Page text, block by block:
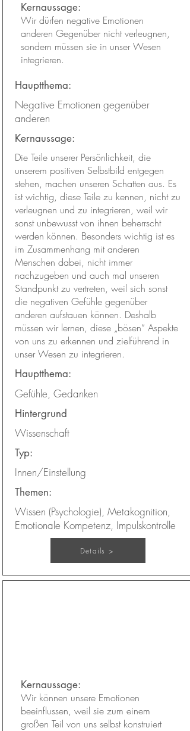
Kernaussage:
Wir dürfen negative Emotionen
anderen Gegenüber nicht verleugnen,
sondern müssen sie in unser Wesen
integrieren.
Hauptthema:
Negative Emotionen gegenüber
anderen
Kernaussage:
Die Teile unserer Persönlichkeit, die
unserem positiven Selbstbild entgegen
stehen, machen unseren Schatten aus. Es
ist wichtig, diese Teile zu kennen, nicht zu
verleugnen und zu integrieren, weil wir
sonst unbewusst von ihnen beherrscht
werden können. Besonders wichtig ist es
im Zusammenhang mit anderen
Menschen dabei, nicht immer
nachzugeben und auch mal unseren
Standpunkt zu vertreten, weil sich sonst
die negativen Gefühle gegenüber
anderen aufstauen können. Deshalb
müssen wir lernen, diese „bösen“ Aspekte
von uns zu erkennen und zielführend in
unser Wesen zu integrieren.
Hauptthema:
Gefühle, Gedanken
Hintergrund
Wissenschaft
Typ:
Innen/Einstellung
Themen:
Wissen (Psychologie), Metakognition,
Emotionale Kompetenz, Impulskontrolle
Details >
Kernaussage:
Wir können unsere Emotionen
beeinflussen, weil sie zum einem
großen Teil von uns selbst konstruiert